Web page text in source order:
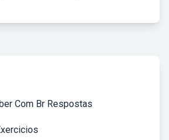
Com Br Respostas